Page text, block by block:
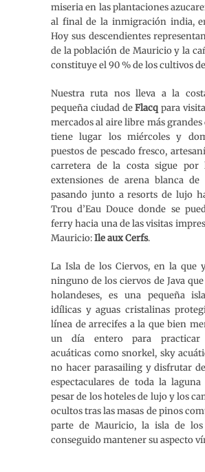
miseria en las plantaciones
al final de la inmigración india,
Hoy sus descendientes
de la población de Mauricio y la
constituye el 90 % de los cultivos
Nuestra ruta nos lleva a la
pequeña ciudad deFlacq para
mercados al aire libre más grandes
tiene lugar los miércoles y
puestos de pescado fresco,
carretera de la costa sigue por
extensiones de arena blanca de
pasando junto a resorts de lujo
Trou d’Eau Douce donde se
ferry hacia una de las visitas
Mauricio:Ile aux Cerfs.
La Isla de los Ciervos, en la que
ninguno de los ciervos de Java
holandeses, es una pequeña
idílicas y aguas cristalinas
línea de arrecifes a la que bien
un día entero para practicar
acuáticas como snorkel, sky
no hacer parasailing y disfrutar
espectaculares de toda la laguna
pesar de los hoteles de lujo y los
ocultos tras las masas de pinos
parte de Mauricio, la isla de los
conseguido mantener su aspecto